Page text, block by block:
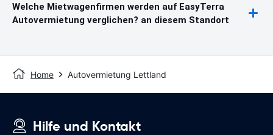
Welche Mietwagenfirmen werden auf EasyTerra
Autovermietung verglichen? an diesem Standort
Home Autovermietung Lettland
Hilfe und Kontakt